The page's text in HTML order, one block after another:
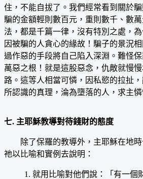
住，不能自拔了。我們經常看到關於
騙的金額輕則數百元，重則數千、數
法，都是千篇一律，沒有特別之處，
因被騙的人貪心的緣故！騙子的景況
過作惡的手段將自己陷入深淵。難怪
萬惡之根！就是這股惡念，仇敵就慢
路。這等人相當可憐，因私慾的拉扯
所認識的真理，淪為墮落的人，求主憐
七. 主耶穌教導對待錢財的態度
除了保羅的教導外，主耶穌在地時
祂以比喻和實例去說明：
1. 就用比喻對他們說：「有一個